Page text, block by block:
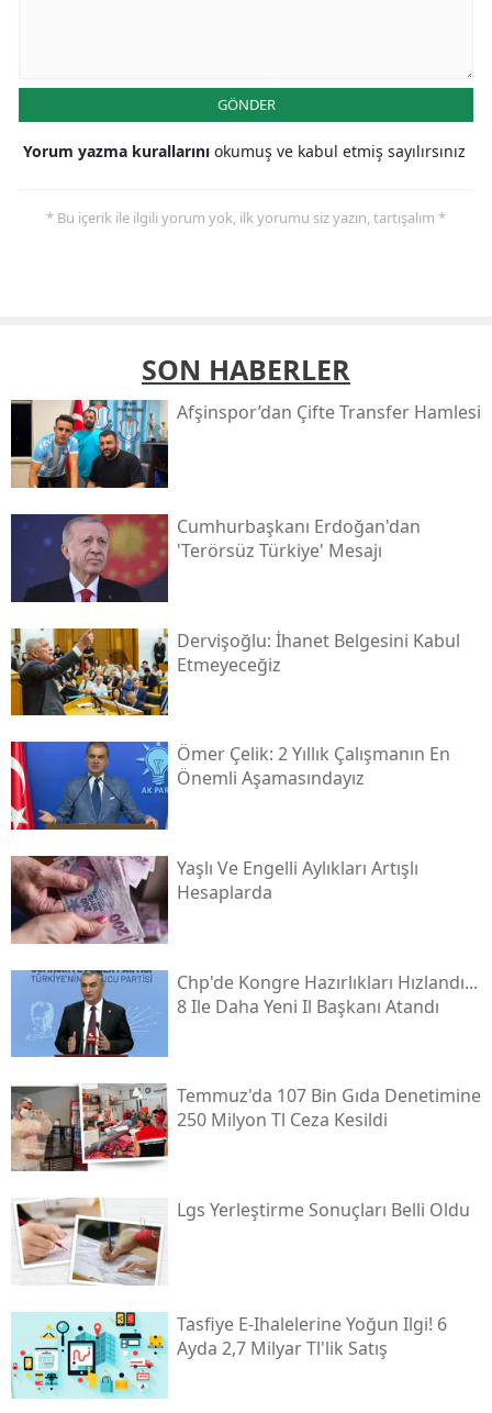
GÖNDER
Yorum yazma kurallarını okumuş ve kabul etmiş sayılırsınız
* Bu içerik ile ilgili yorum yok, ilk yorumu siz yazın, tartışalım *
SON HABERLER
Afşinspor’dan Çifte Transfer Hamlesi
Cumhurbaşkanı Erdoğan'dan
'terörsüz Türkiye' Mesajı
Dervişoğlu: İhanet Belgesini Kabul
Etmeyeceğiz
Ömer Çelik: 2 Yıllık Çalışmanın En
Önemli Aşamasındayız
Yaşlı Ve Engelli Aylıkları Artışlı
Hesaplarda
Chp'de Kongre Hazırlıkları Hızlandı...
8 Ile Daha Yeni Il Başkanı Atandı
Temmuz'da 107 Bin Gıda Denetimine
250 Milyon Tl Ceza Kesildi
Lgs Yerleştirme Sonuçları Belli Oldu
Tasfiye E-Ihalelerine Yoğun Ilgi! 6
Ayda 2,7 Milyar Tl'lik Satış